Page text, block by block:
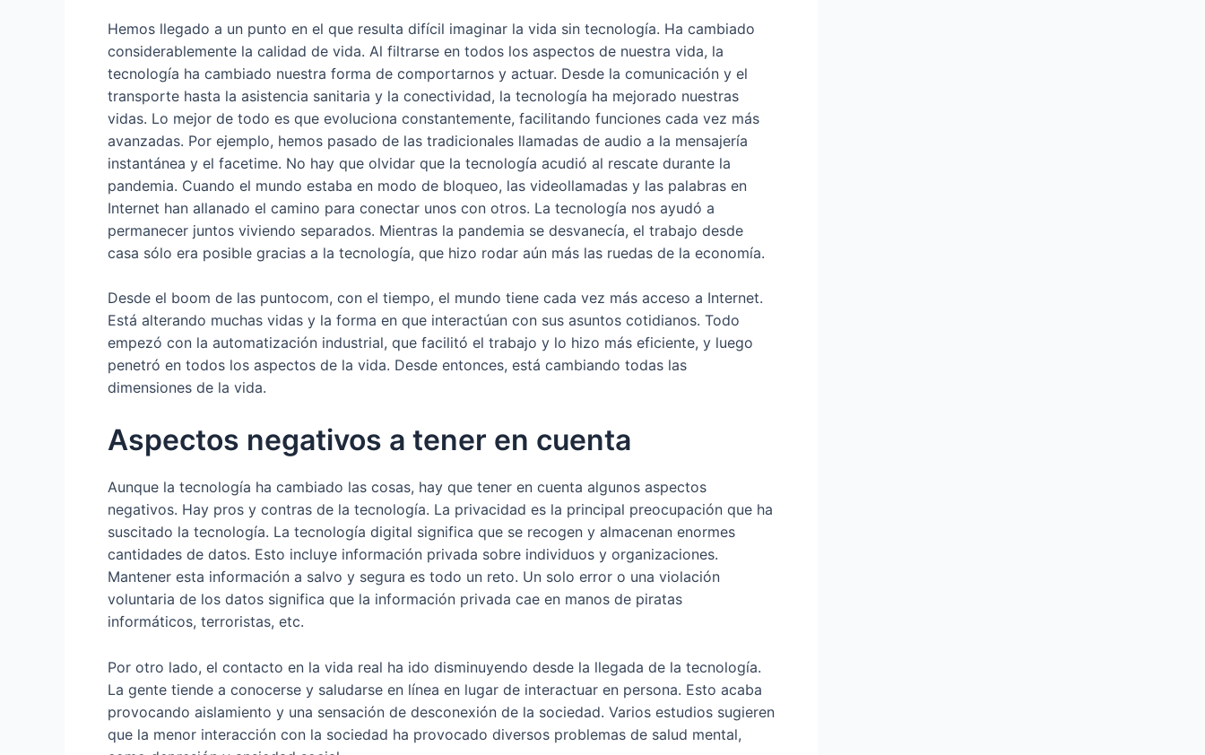
Hemos llegado a un punto en el que resulta difícil imaginar la vida sin tecnología. Ha cambiado
considerablemente la calidad de vida. Al filtrarse en todos los aspectos de nuestra vida, la
tecnología ha cambiado nuestra forma de comportarnos y actuar. Desde la comunicación y el
transporte hasta la asistencia sanitaria y la conectividad, la tecnología ha mejorado nuestras
vidas. Lo mejor de todo es que evoluciona constantemente, facilitando funciones cada vez más
avanzadas. Por ejemplo, hemos pasado de las tradicionales llamadas de audio a la mensajería
instantánea y el facetime. No hay que olvidar que la tecnología acudió al rescate durante la
pandemia. Cuando el mundo estaba en modo de bloqueo, las videollamadas y las palabras en
Internet han allanado el camino para conectar unos con otros. La tecnología nos ayudó a
permanecer juntos viviendo separados. Mientras la pandemia se desvanecía, el trabajo desde
casa sólo era posible gracias a la tecnología, que hizo rodar aún más las ruedas de la economía.
Desde el boom de las puntocom, con el tiempo, el mundo tiene cada vez más acceso a Internet.
Está alterando muchas vidas y la forma en que interactúan con sus asuntos cotidianos. Todo
empezó con la automatización industrial, que facilitó el trabajo y lo hizo más eficiente, y luego
penetró en todos los aspectos de la vida. Desde entonces, está cambiando todas las
dimensiones de la vida.
Aspectos negativos a tener en cuenta
Aunque la tecnología ha cambiado las cosas, hay que tener en cuenta algunos aspectos
negativos. Hay pros y contras de la tecnología. La privacidad es la principal preocupación que ha
suscitado la tecnología. La tecnología digital significa que se recogen y almacenan enormes
cantidades de datos. Esto incluye información privada sobre individuos y organizaciones.
Mantener esta información a salvo y segura es todo un reto. Un solo error o una violación
voluntaria de los datos significa que la información privada cae en manos de piratas
informáticos, terroristas, etc.
Por otro lado, el contacto en la vida real ha ido disminuyendo desde la llegada de la tecnología.
La gente tiende a conocerse y saludarse en línea en lugar de interactuar en persona. Esto acaba
provocando aislamiento y una sensación de desconexión de la sociedad. Varios estudios sugieren
que la menor interacción con la sociedad ha provocado diversos problemas de salud mental,